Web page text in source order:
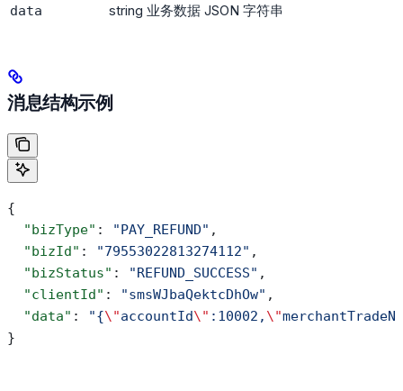
data string 业务数据 JSON 字符串
消息结构示例
{
  "bizType"
: "PAY_REFUND" ,
  "bizId"
: "79553022813274112" ,
  "bizStatus"
: "REFUND_SUCCESS" ,
  "clientId"
: "smsWJbaQektcDhOw" ,
  "data"
: "{\"accountId\" :10002, \"merchantTradeNo
}